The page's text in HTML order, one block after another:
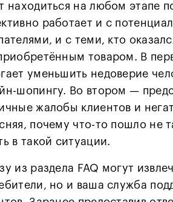
находиться на любом этапе
работает и с
и с теми, кто
товаром. В
уменьшить недоверие
шопингу. Во втором —
жалобы клиентов и
почему что-то пошло не
в такой ситуации.
из раздела FAQ могут
но и ваша служба